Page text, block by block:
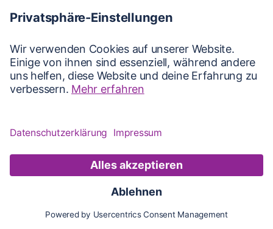
Karte Updates Konto
Karte